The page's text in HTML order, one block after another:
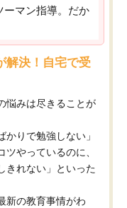
ーマン指導。だか
解決！自宅で受
悩みは尽きることが
かりで勉強しない」
ツやっているのに、
きれない」といった
新の教育事情がわ